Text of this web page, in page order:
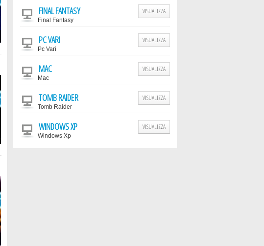
FINAL FANTASY
Final Fantasy
VISUALIZZA
PC VARI
Pc Vari
VISUALIZZA
MAC
Mac
VISUALIZZA
TOMB RAIDER
Tomb Raider
VISUALIZZA
WINDOWS XP
Windows Xp
VISUALIZZA